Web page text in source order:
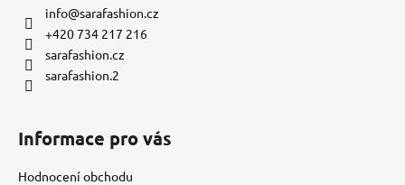
info@sarafashion.cz
+420 734 217 216
sarafashion.cz
sarafashion.2
Informace pro vás
Hodnocení obchodu